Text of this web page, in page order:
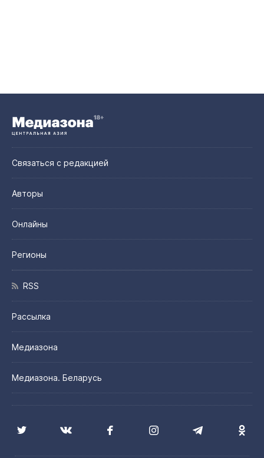
Связаться с редакцией
Авторы
Онлайны
Регионы
RSS
Рассылка
Медиазона
Медиазона. Беларусь